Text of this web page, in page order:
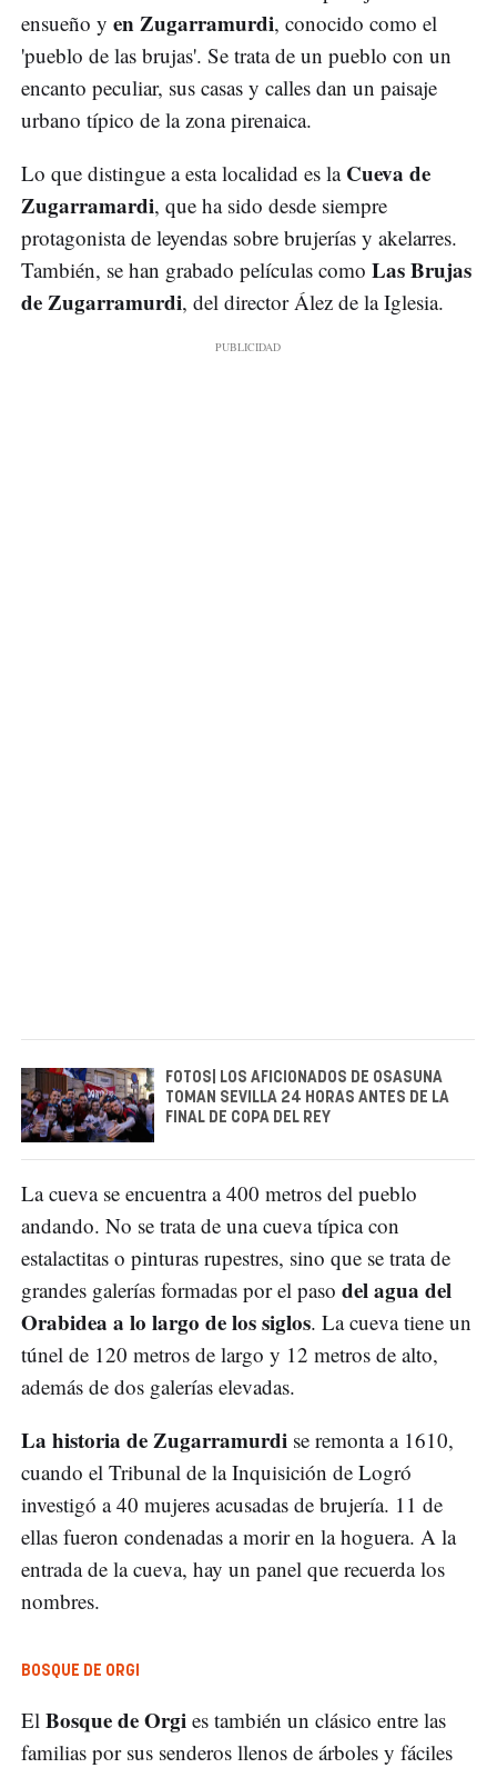
ensueño y en Zugarramurdi, conocido como el
'pueblo de las brujas'. Se trata de un pueblo con un
encanto peculiar, sus casas y calles dan un paisaje
urbano típico de la zona pirenaica.
Lo que distingue a esta localidad es la Cueva de
Zugarramardi, que ha sido desde siempre
protagonista de leyendas sobre brujerías y akelarres.
También, se han grabado películas como Las Brujas
de Zugarramurdi, del director Ález de la Iglesia.
FOTOS| LOS AFICIONADOS DE OSASUNA
TOMAN SEVILLA 24 HORAS ANTES DE LA
FINAL DE COPA DEL REY
La cueva se encuentra a 400 metros del pueblo
andando. No se trata de una cueva típica con
estalactitas o pinturas rupestres, sino que se trata de
grandes galerías formadas por el paso del agua del
Orabidea a lo largo de los siglos. La cueva tiene un
túnel de 120 metros de largo y 12 metros de alto,
además de dos galerías elevadas.
La historia de Zugarramurdi se remonta a 1610,
cuando el Tribunal de la Inquisición de Logró
investigó a 40 mujeres acusadas de brujería. 11 de
ellas fueron condenadas a morir en la hoguera. A la
entrada de la cueva, hay un panel que recuerda los
nombres.
BOSQUE DE ORGI
El Bosque de Orgi es también un clásico entre las
familias por sus senderos llenos de árboles y fáciles